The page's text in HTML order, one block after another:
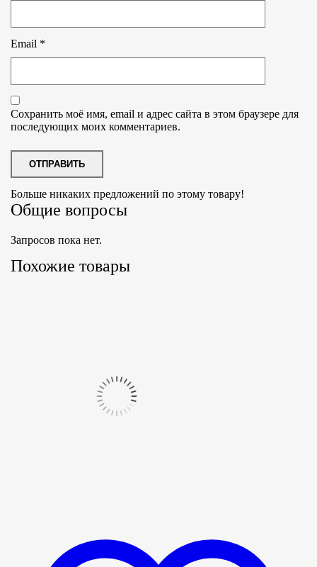
Email *
Сохранить моё имя, email и адрес сайта в этом браузере для
последующих моих комментариев.
Больше никаких предложений по этому товару!
Общие вопросы
Запросов пока нет.
Похожие товары